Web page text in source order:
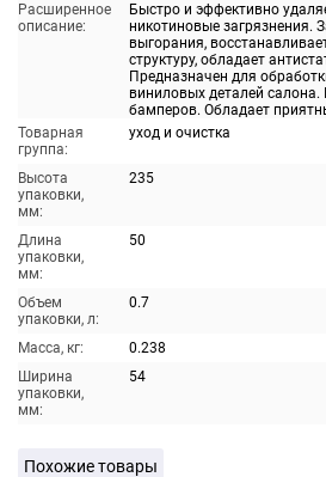
Расширенное
описание:
Быстро и эффективно
никотиновые загрязнения.
выгорания,
структуру, обладает
Предназначен для
виниловых деталей
бамперов. Обладает
Товарная
группа:
уход и очистка
Высота
упаковки,
мм:
235
Длина
упаковки,
мм:
50
Объем
упаковки, л:
0.7
Масса, кг:
0.238
Ширина
упаковки,
мм:
54
Похожие товары